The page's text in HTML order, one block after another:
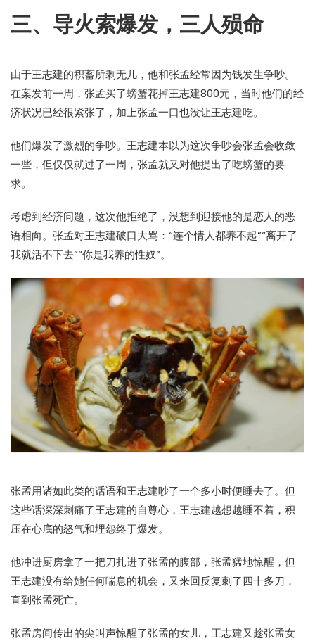
三、导火索爆发，三人殒命
由于王志建的积蓄所剩无几，他和张孟经常因为钱发生争吵。
在案发前一周，张孟买了螃蟹花掉王志建800元，当时他们的经
济状况已经很紧张了，加上张孟一口也没让王志建吃。
他们爆发了激烈的争吵。王志建本以为这次争吵会张孟会收敛
一些，但仅仅就过了一周，张孟就又对他提出了吃螃蟹的要
求。
考虑到经济问题，这次他拒绝了，没想到迎接他的是恋人的恶
语相向。张孟对王志建破口大骂：“连个情人都养不起”“离开了
我就活不下去”“你是我养的性奴”。
张孟用诸如此类的话语和王志建吵了一个多小时便睡去了。但
这些话深深刺痛了王志建的自尊心，王志建越想越睡不着，积
压在心底的怒气和埋怨终于爆发。
他冲进厨房拿了一把刀扎进了张孟的腹部，张孟猛地惊醒，但
王志建没有给她任何喘息的机会，又来回反复刺了四十多刀，
直到张孟死亡。
张孟房间传出的尖叫声惊醒了张孟的女儿，王志建又趁张孟女